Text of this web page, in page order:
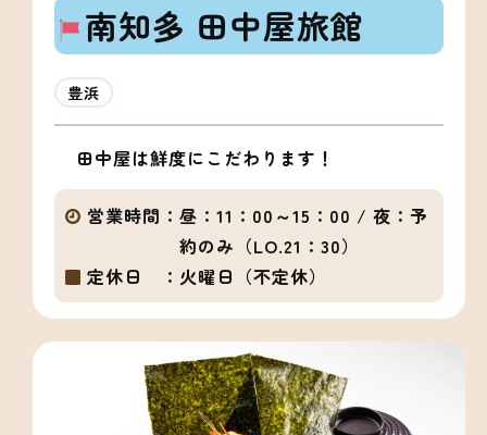
南知多 田中屋旅館
豊浜
田中屋は鮮度にこだわります！
営業時間： 昼：11：00～15：00 / 夜：予
約のみ（LO.21：30）
定休日 ： 火曜日（不定休）